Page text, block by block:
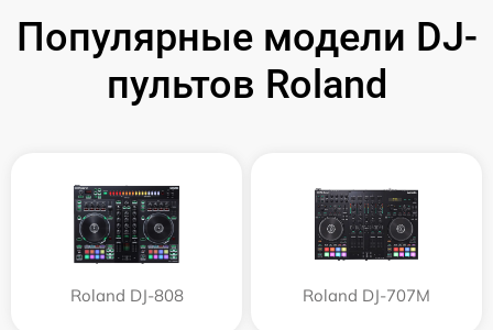
Популярные модели DJ-
пультов Roland
Roland DJ-808 Roland DJ-707M